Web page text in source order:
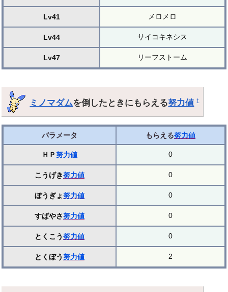
Lv41 メロメロ
Lv44 サイコキネシス
Lv47 リーフストーム
ミノマダムを倒したときにもらえる努力値 †
パラメータ もらえる努力値
ＨＰ努力値 0
こうげき努力値 0
ぼうぎょ努力値 0
すばやさ努力値 0
とくこう努力値 0
とくぼう努力値 2